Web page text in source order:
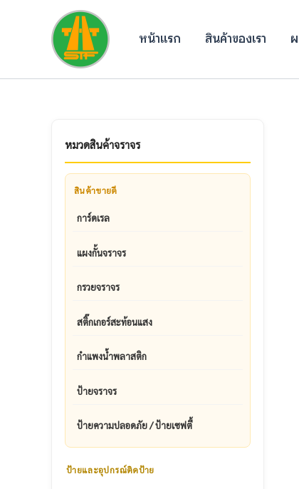
หน้าแรก สินค้าของเรา
หมวดสินค้าจราจร
สินค้าขายดี
การ์ดเรล
แผงกั้นจราจร
กรวยจราจร
สติ๊กเกอร์สะท้อนแสง
กำแพงน้ำพลาสติก
ป้ายจราจร
ป้ายความปลอดภัย / ป้ายเซฟตี้
ป้ายและอุปกรณ์ติดป้าย